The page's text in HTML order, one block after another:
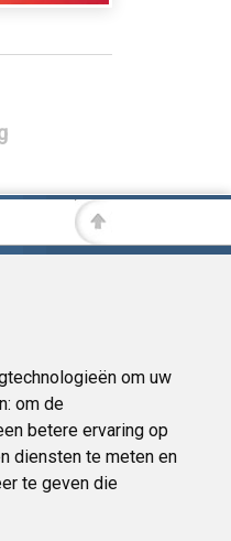
om uw
om de
betere ervaring op
diensten te meten en
te geven die